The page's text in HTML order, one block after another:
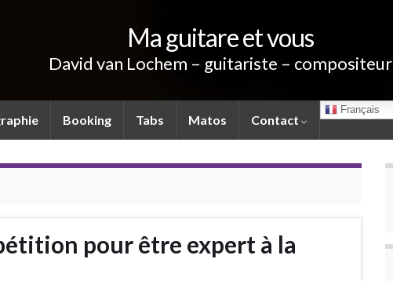
Ma guitare et vous
David van Lochem – guitariste – compositeur
Booking Tabs Matos Contact
Français
pour être expert à la